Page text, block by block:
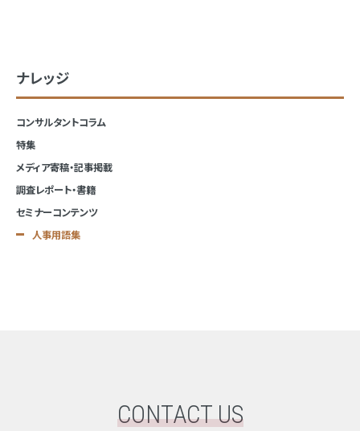
ナレッジ
コンサルタントコラム
特集
メディア寄稿・記事掲載
調査レポート・書籍
セミナーコンテンツ
人事用語集
CONTACT US